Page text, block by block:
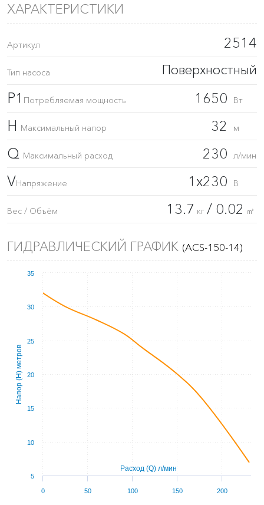
ХАРАКТЕРИСТИКИ
Артикул 2514
Тип насоса Поверхностный
P1 Потребляемая мощность 1650 Вт
H Максимальный напор 32 м
Q Максимальный расход 230 л/мин
VНапряжение 1x230 В
Вес / Объём 13.7 кг / 0.02 ㎥
ГИДРАВЛИЧЕСКИЙ ГРАФИК (ACS-150-14)
Расход (Q) л/мин
Напор (Н) метров
0 50 100 150 200
5
10
15
20
25
30
35